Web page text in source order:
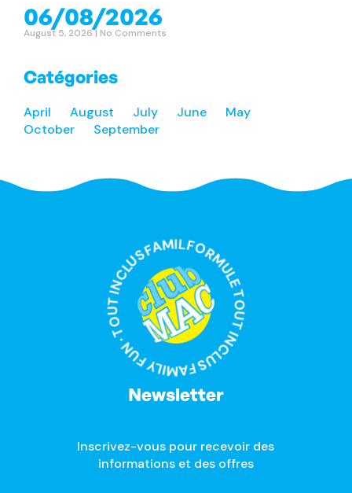
06/08/2026
August 5, 2026 No Comments
Catégories
April August July June
May
October
September
FORMULE TOUT INCLUS FAMILY FUN · TOUT INCLUS FAMILY FUN ·
Newsletter
Inscrivez-vous pour recevoir des
informations et des offres